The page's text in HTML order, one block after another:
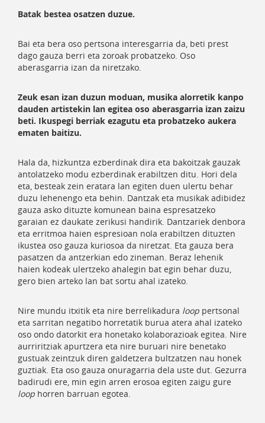
Batak bestea osatzen duzue.
Bai eta bera oso pertsona interesgarria da, beti prest
dago gauza berri eta zoroak probatzeko. Oso
aberasgarria izan da niretzako.
Zeuk esan izan duzun moduan, musika alorretik kanpo
dauden artistekin lan egitea oso aberasgarria izan zaizu
beti. Ikuspegi berriak ezagutu eta probatzeko aukera
ematen baitizu.
Hala da, hizkuntza ezberdinak dira eta bakoitzak gauzak
antolatzeko modu ezberdinak erabiltzen ditu. Hori dela
eta, besteak zein eratara lan egiten duen ulertu behar
duzu lehenengo eta behin. Dantzak eta musikak adibidez
gauza asko dituzte komunean baina espresatzeko
garaian ez daukate zerikusi handirik. Dantzariek denbora
eta erritmoa haien espresioan nola erabiltzen dituzten
ikustea oso gauza kuriosoa da niretzat. Eta gauza bera
pasatzen da antzerkian edo zineman. Beraz lehenik
haien kodeak ulertzeko ahalegin bat egin behar duzu,
gero bien arteko lan bat sortu ahal izateko.
Nire mundu itxitik eta nire berrelikadura loop pertsonal
eta sarritan negatibo horretatik burua atera ahal izateko
oso ondo datorkit era honetako kolaborazioak egitea. Nire
aurriritziak apurtzera eta nire buruari nire benetako
gustuak zeintzuk diren galdetzera bultzatzen nau honek
guztiak. Eta oso gauza onuragarria dela uste dut. Gezurra
badirudi ere, min egin arren erosoa egiten zaigu gure
loop horren barruan egotea.